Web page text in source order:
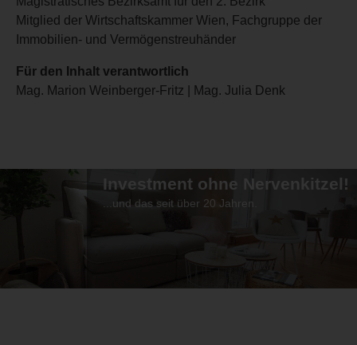
Mitglied der Wirtschaftskammer Wien, Fachgruppe der
Immobilien- und Vermögenstreuhänder
Für den Inhalt verantwortlich
Mag. Marion Weinberger-Fritz | Mag. Julia Denk
Investment ohne Nervenkitzel!
...und das seit über 20 Jahren.